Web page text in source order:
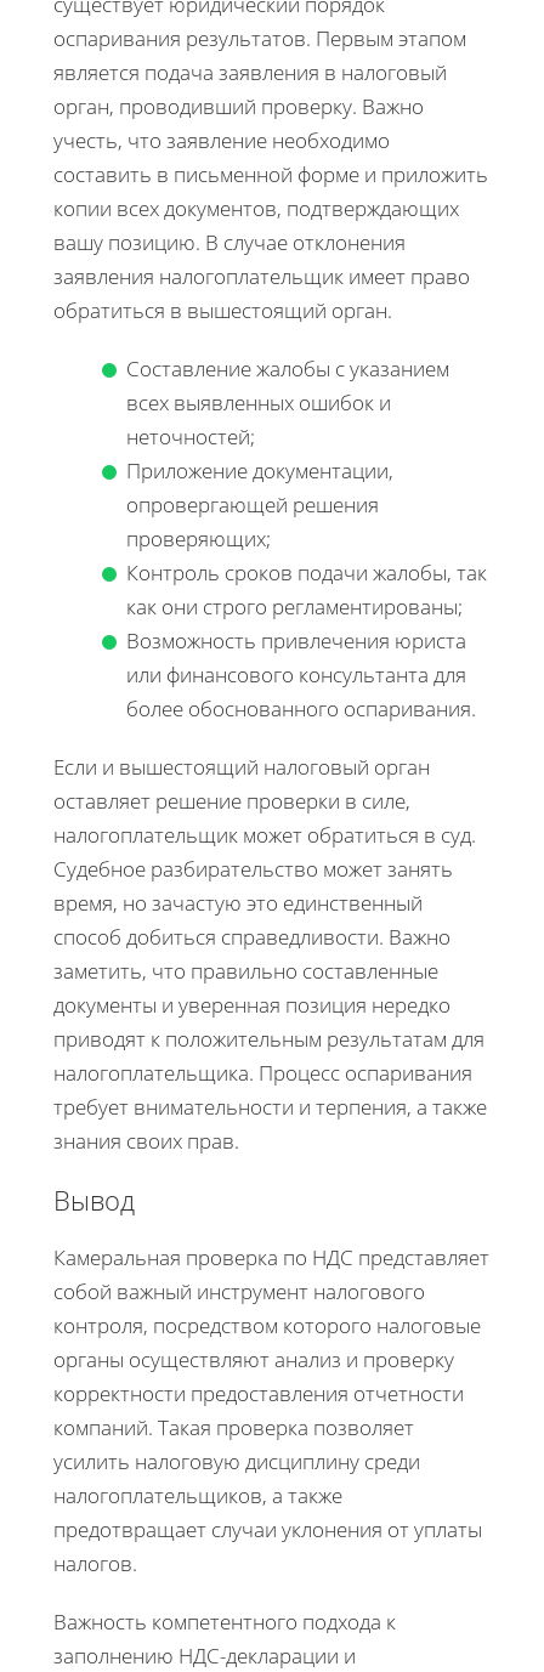
оспаривания результатов. Первым этапом
является подача заявления в налоговый
орган, проводивший проверку. Важно
учесть, что заявление необходимо
составить в письменной форме и приложить
копии всех документов, подтверждающих
вашу позицию. В случае отклонения
заявления налогоплательщик имеет право
обратиться в вышестоящий орган.
Составление жалобы с указанием
всех выявленных ошибок и
неточностей;
Приложение документации,
опровергающей решения
проверяющих;
Контроль сроков подачи жалобы, так
как они строго регламентированы;
Возможность привлечения юриста
или финансового консультанта для
более обоснованного оспаривания.
Если и вышестоящий налоговый орган
оставляет решение проверки в силе,
налогоплательщик может обратиться в суд.
Судебное разбирательство может занять
время, но зачастую это единственный
способ добиться справедливости. Важно
заметить, что правильно составленные
документы и уверенная позиция нередко
приводят к положительным результатам для
налогоплательщика. Процесс оспаривания
требует внимательности и терпения, а также
знания своих прав.
Вывод
Камеральная проверка по НДС представляет
собой важный инструмент налогового
контроля, посредством которого налоговые
органы осуществляют анализ и проверку
корректности предоставления отчетности
компаний. Такая проверка позволяет
усилить налоговую дисциплину среди
налогоплательщиков, а также
предотвращает случаи уклонения от уплаты
налогов.
Важность компетентного подхода к
заполнению НДС-декларации и